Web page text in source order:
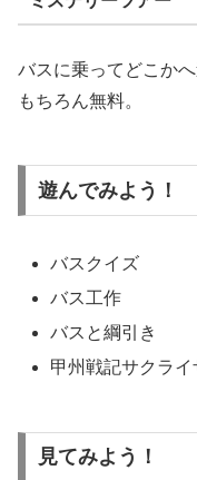
バスに乗ってどこか
もちろん無料。
遊んでみよう！
バスクイズ
バス工作
バスと綱引き
甲州戦記サクラ
見てみよう！